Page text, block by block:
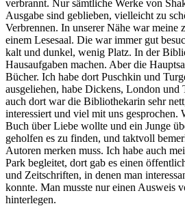
verbrannt. Nur sämtliche Werke von
Ausgabe sind geblieben, vielleicht zu
Verbrennen. In unserer Nähe war
einem Lesesaal. Die war immer gut
kalt und dunkel, wenig Platz. In der
Hausaufgaben machen. Aber die
Bücher. Ich habe dort Puschkin und
ausgeliehen, habe Dickens, London und
auch dort war die Bibliothekarin sehr
interessiert und viel mit uns gesprochen.
Buch über Liebe wollte und ein Junge
geholfen es zu finden, und taktvoll
Autoren merken muss. Ich habe auch
Park begleitet, dort gab es einen
und Zeitschriften, in denen man
konnte. Man musste nur einen Ausweis
hinterlegen.